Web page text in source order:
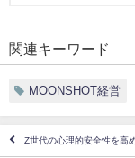
関連キーワード
MOONSHOT経営
Z世代の心理的安全性を高